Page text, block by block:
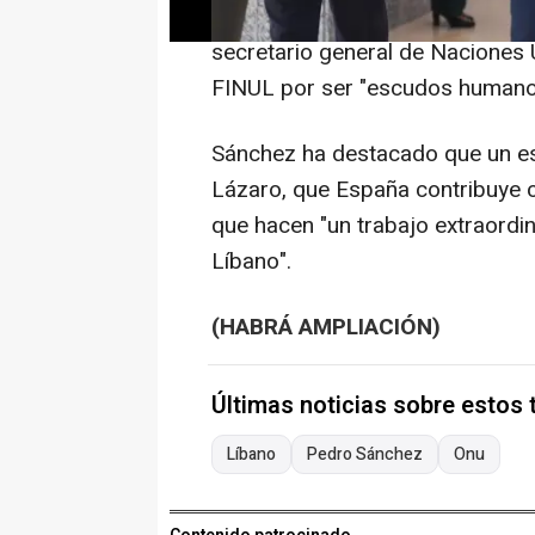
Progress' de Prisa, después
secretario general de Naciones
FINUL por ser "escudos
Sánchez ha destacado que un
Lázaro, que España
que hacen "un trabajo
Líbano".
(HABRÁ AMPLIACIÓN)
Últimas noticias sobre estos
Líbano Pedro Sánchez Onu